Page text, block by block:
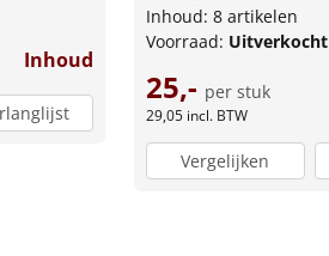
Inhoud
Inhoud: 8 artikelen
Voorraad: Uitverkocht
25,- per stuk
29,05 incl. BTW
Vergelijken